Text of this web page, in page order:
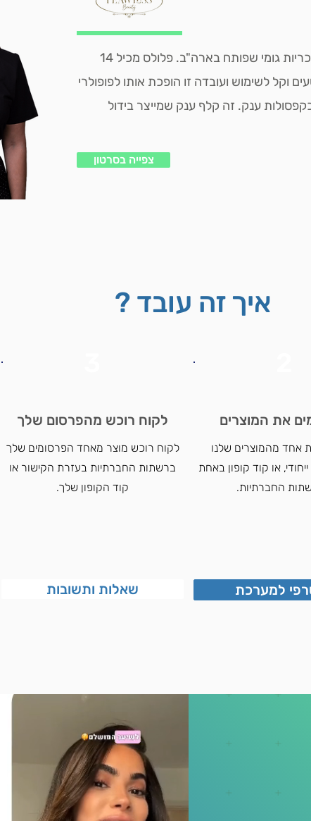
פלולס הוא מותג תוספי תזונה לביוטי בסוכריות גומי שפותח בארה"ב. פלולס מכיל 14
וקל לשימוש ועובדה זו הופכת אותו לפופולרי
ענק. זה קלף ענק שמייצר בידול
צפייה בסרטון
איך זה עובד ?
לקוח רוכש מהפרסום שלך
לקוח רוכש מוצר מאחד הפרסומים שלך
ברשתות החברתיות בעזרת הקישור או
קוד הקופון שלך.
את המוצרים
אחד מהמוצרים שלנו
או קוד קופון באחת
החברתיות.
שאלות ותשובות למערכת